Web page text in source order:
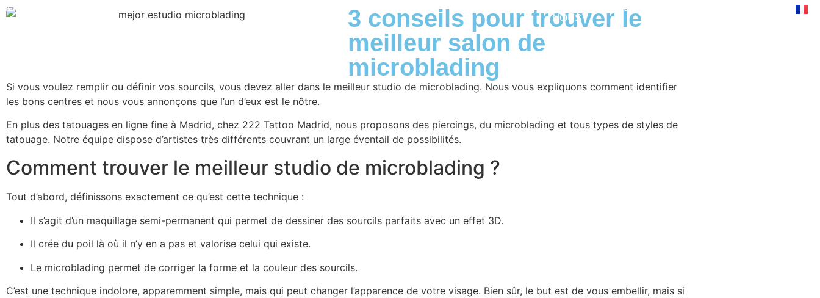
HOME
À PROPOS DE
NOUS
BLOG
3 conseils pour trouver le
meilleur salon de
microblading
Si vous voulez remplir ou définir vos sourcils, vous devez aller dans le meilleur studio de microblading. Nous vous expliquons comment identifier
les bons centres et nous vous annonçons que l’un d’eux est le nôtre.
En plus des tatouages en ligne fine à Madrid, chez 222 Tattoo Madrid, nous proposons des piercings, du microblading et tous types de styles de
tatouage. Notre équipe dispose d’artistes très différents couvrant un large éventail de possibilités.
Comment trouver le meilleur studio de microblading ?
Tout d’abord, définissons exactement ce qu’est cette technique :
Il s’agit d’un maquillage semi-permanent qui permet de dessiner des sourcils parfaits avec un effet 3D.
Il crée du poil là où il n’y en a pas et valorise celui qui existe.
Le microblading permet de corriger la forme et la couleur des sourcils.
C’est une technique indolore, apparemment simple, mais qui peut changer l’apparence de votre visage. Bien sûr, le but est de vous embellir, mais si